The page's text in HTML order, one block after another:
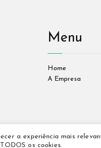
Menu
Home
A Empresa
a experiência mais
os cookies.